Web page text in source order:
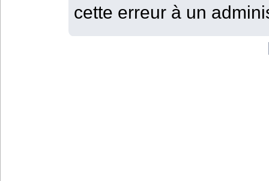
cette erreur à un